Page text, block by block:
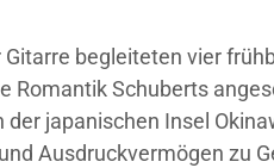
begleiteten vier
Romantik Schuberts
japanischen Insel
Ausdruckvermögen zu